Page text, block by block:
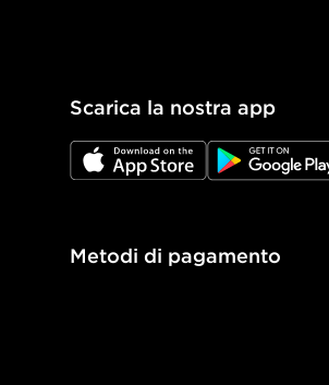
Scarica la nostra app
JD App Store JD Google Play
Metodi di pagamento